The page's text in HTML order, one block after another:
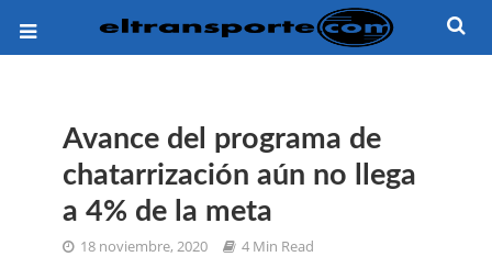
Avance del programa de
chatarrización aún no llega
a 4% de la meta
18 noviembre, 2020 4 Min Read